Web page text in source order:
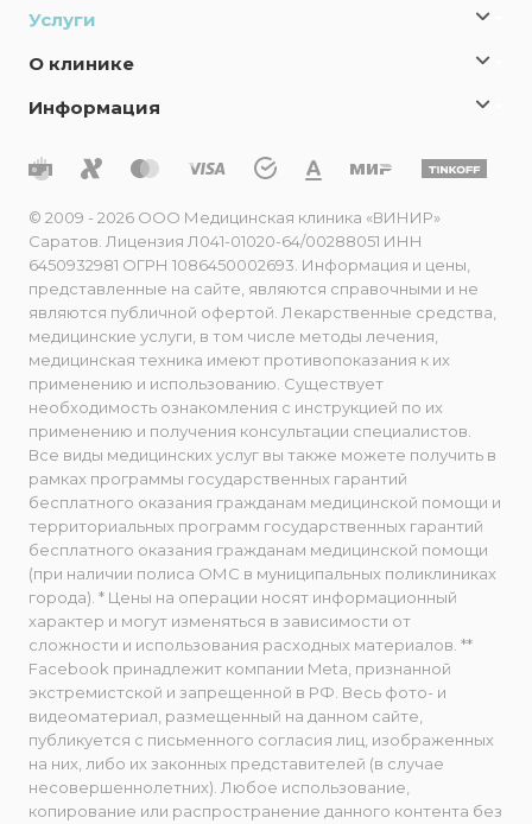
Услуги
О клинике
Информация
© 2009 - 2026 ООО Медицинская клиника «ВИНИР»
Саратов. Лицензия Л041-01020-64/00288051 ИНН
6450932981 ОГРН 1086450002693. Информация и цены,
представленные на сайте, являются справочными и не
являются публичной офертой. Лекарственные средства,
медицинские услуги, в том числе методы лечения,
медицинская техника имеют противопоказания к их
применению и использованию. Существует
необходимость ознакомления с инструкцией по их
применению и получения консультации специалистов.
Все виды медицинских услуг вы также можете получить в
рамках программы государственных гарантий
бесплатного оказания гражданам медицинской помощи и
территориальных программ государственных гарантий
бесплатного оказания гражданам медицинской помощи
(при наличии полиса ОМС в муниципальных поликлиниках
города). * Цены на операции носят информационный
характер и могут изменяться в зависимости от
сложности и использования расходных материалов. **
Facebook принадлежит компании Meta, признанной
экстремистской и запрещенной в РФ. Весь фото- и
видеоматериал, размещенный на данном сайте,
публикуется с письменного согласия лиц, изображенных
на них, либо их законных представителей (в случае
несовершеннолетних). Любое использование,
копирование или распространение данного контента без